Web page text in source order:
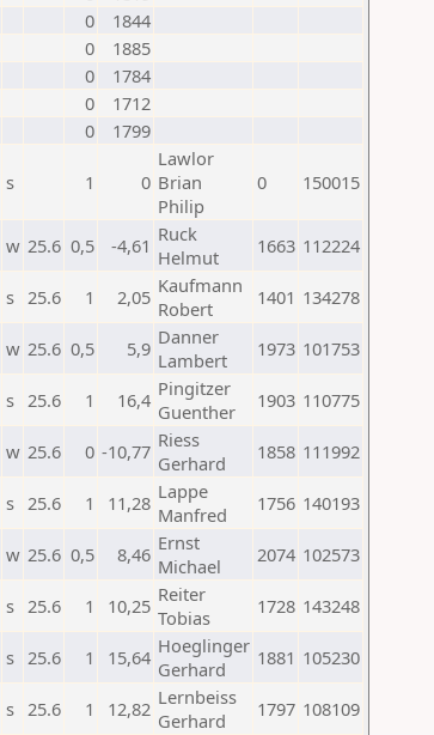
0
1844
0
1885
0
1784
0
1712
0 1799
s 1 0
Lawlor
Brian
Philip
0 150015
w 25.6 0,5 -4,61 Ruck
Helmut
1663 112224
s 25.6 1 2,05 Kaufmann
Robert
1401 134278
w 25.6 0,5 5,9 Danner
Lambert
1973 101753
s 25.6 1 16,4 Pingitzer
Guenther
1903 110775
w 25.6 0 -10,77 Riess
Gerhard
1858 111992
s 25.6 1 11,28 Lappe
Manfred
1756 140193
w 25.6 0,5 8,46 Ernst
Michael
2074 102573
s 25.6 1 10,25 Reiter
Tobias
1728 143248
s 25.6 1 15,64 Hoeglinger
Gerhard
1881 105230
s 25.6 1 12,82 Lernbeiss
Gerhard
1797 108109